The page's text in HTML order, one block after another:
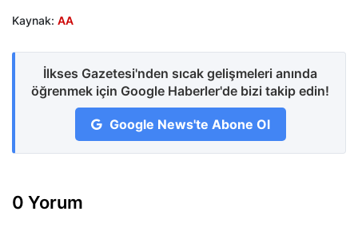
Kaynak: AA
İlkses Gazetesi'nden sıcak gelişmeleri anında
öğrenmek için Google Haberler'de bizi takip edin!
Google News'te Abone Ol
0 Yorum